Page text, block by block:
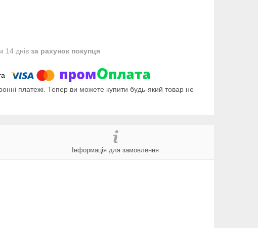
14 днів за рахунок покупця
платежі. Тепер ви можете купити будь-який товар не
Інформація для замовлення